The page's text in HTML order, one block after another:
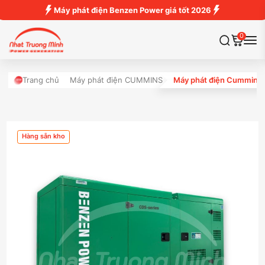
Máy phát điện Benzen Power giá tốt 2026
0
Trang chủ Máy phát điện CUMMINS Máy phát điện Cummins
Hàng sẵn kho